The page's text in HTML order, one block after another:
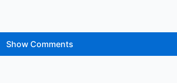
Show Comments